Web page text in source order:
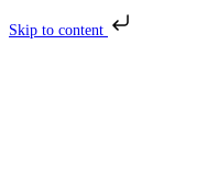
Skip to content